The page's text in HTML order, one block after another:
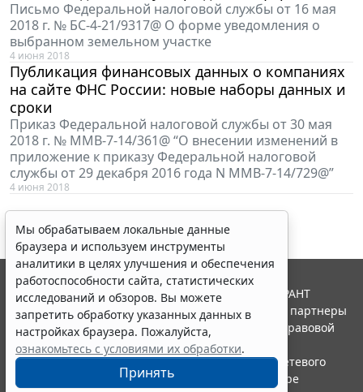
Письмо Федеральной налоговой службы от 16 мая
2018 г. № БС-4-21/9317@ О форме уведомления о
выбранном земельном участке
4 июня 2018
Публикация финансовых данных о компаниях
на сайте ФНС России: новые наборы данных и
сроки
Приказ Федеральной налоговой службы от 30 мая
2018 г. № ММВ-7-14/361@ “О внесении изменений в
приложение к приказу Федеральной налоговой
службы от 29 декабря 2016 года N ММВ-7-14/729@”
4 июня 2018
Мы обрабатываем локальные данные
браузера и используем инструменты
аналитики в целях улучшения и обеспечения
работоспособности сайта, статистических
исследований и обзоров. Вы можете
запретить обработку указанных данных в
настройках браузера. Пожалуйста,
ознакомьтесь с условиями их обработки.
Принять
© ООО "НПП "ГАРАНТ-СЕРВИС", 2026. Система ГАРАНТ
выпускается с 1990 года. Компания "Гарант" и ее партнеры
являются участниками Российской ассоциации правовой
информации ГАРАНТ.
Портал ГАРАНТ.РУ зарегистрирован в качестве сетевого
издания Федеральной службой по надзору в сфере